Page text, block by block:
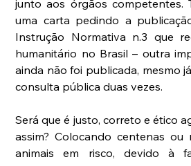
junto aos órgãos competentes.
uma carta pedindo a
Instrução Normativa n.3 que
humanitário no Brasil – outra
ainda não foi publicada, mesmo
consulta pública duas vezes.
Será que é justo, correto e ético
assim? Colocando centenas ou
animais em risco, devido à